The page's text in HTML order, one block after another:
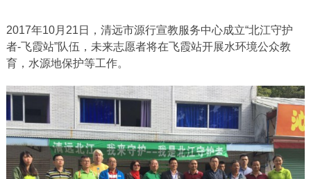
2017年10月21日，清远市源行宣教服务中心成立“北江守护
者-飞霞站”队伍，未来志愿者将在飞霞站开展水环境公众教
育，水源地保护等工作。